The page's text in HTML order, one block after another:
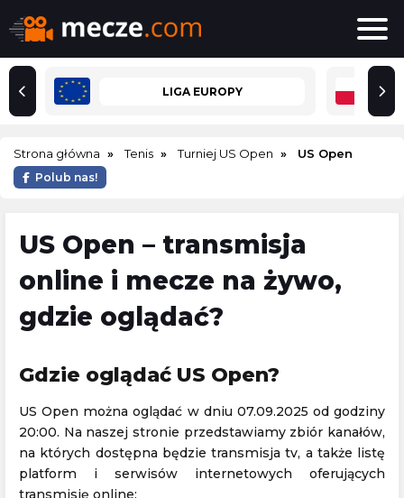
LIGA EUROPY
Strona główna Tenis Turniej US Open US Open
Polub nas!
US Open – transmisja
online i mecze na żywo,
gdzie oglądać?
Gdzie oglądać US Open?
US Open można oglądać w dniu 07.09.2025 od godziny
20:00. Na naszej stronie przedstawiamy zbiór kanałów,
na których dostępna będzie transmisja tv, a także listę
platform i serwisów internetowych oferujących
transmisję online: